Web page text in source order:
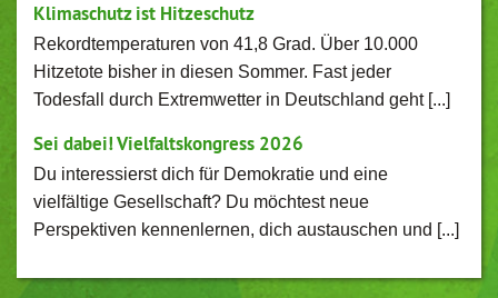
Klimaschutz ist Hitzeschutz
Rekordtemperaturen von 41,8 Grad. Über 10.000
Hitzetote bisher in diesen Sommer. Fast jeder
Todesfall durch Extremwetter in Deutschland geht [...]
Sei dabei! Vielfaltskongress 2026
Du interessierst dich für Demokratie und eine
vielfältige Gesellschaft? Du möchtest neue
Perspektiven kennenlernen, dich austauschen und [...]